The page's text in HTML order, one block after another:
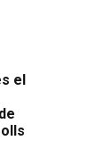
el